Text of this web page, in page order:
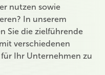
nutzen sowie
In unserem
Sie die zielführende
verschiedenen
Ihr Unternehmen zu